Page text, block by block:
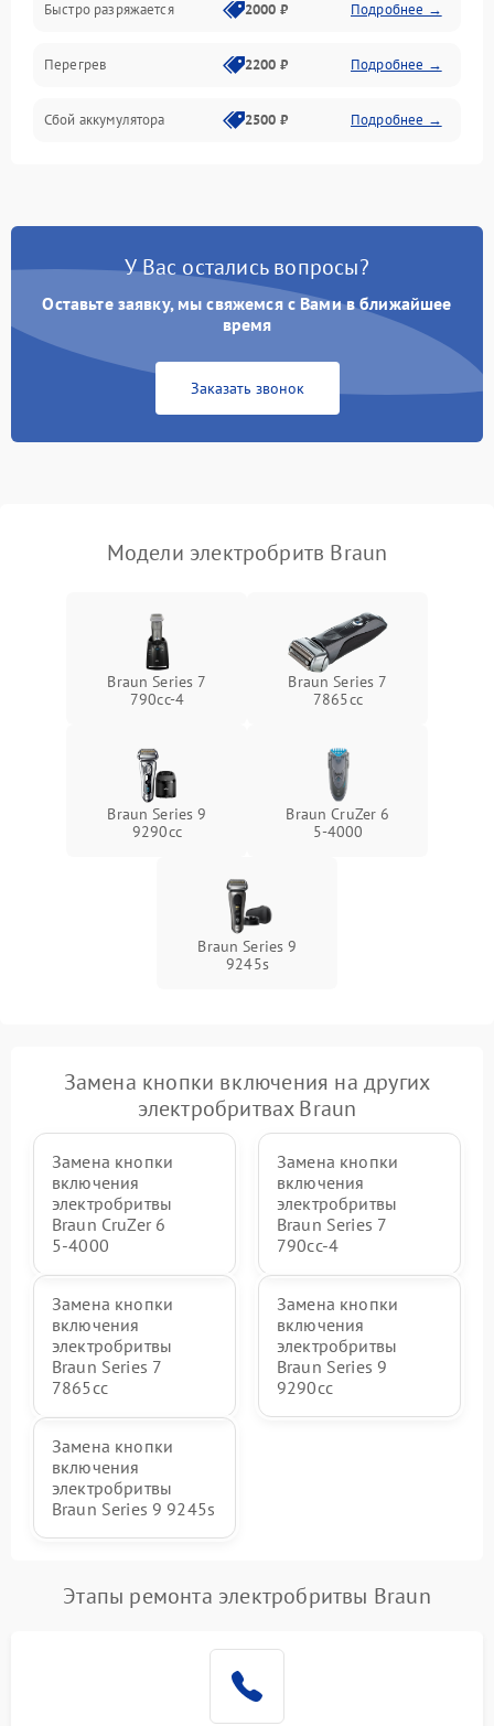
Быстро разряжается 2000 ₽ Подробнее →
Перегрев 2200 ₽ Подробнее →
Сбой аккумулятора 2500 ₽ Подробнее →
У Вас остались вопросы?
Оставьте заявку, мы свяжемся с Вами в ближайшее
время
Заказать звонок
Модели электробритв Braun
Braun Series 7
790cc‑4
Braun Series 7
7865cc
Braun Series 9
9290cc
Braun CruZer 6
5‑4000
Braun Series 9
9245s
Замена кнопки включения на других
электробритвах Braun
Замена кнопки
включения
электробритвы
Braun CruZer 6
5‑4000
Замена кнопки
включения
электробритвы
Braun Series 7
790cc‑4
Замена кнопки
включения
электробритвы
Braun Series 7
7865cc
Замена кнопки
включения
электробритвы
Braun Series 9
9290cc
Замена кнопки
включения
электробритвы
Braun Series 9 9245s
Этапы ремонта электробритвы Braun